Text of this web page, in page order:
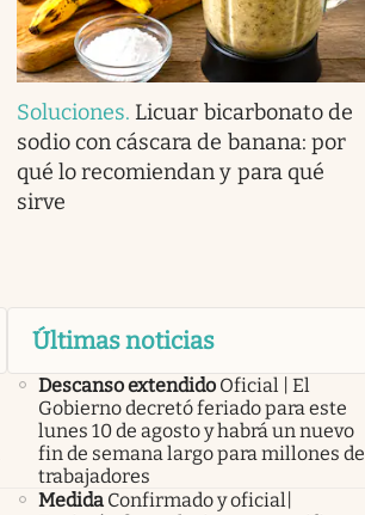
Soluciones. Licuar bicarbonato de
sodio con cáscara de banana: por
qué lo recomiendan y para qué
sirve
Últimas noticias
Descanso extendido Oficial | El
Gobierno decretó feriado para este
lunes 10 de agosto y habrá un nuevo
fin de semana largo para millones de
trabajadores
Medida Confirmado y oficial|